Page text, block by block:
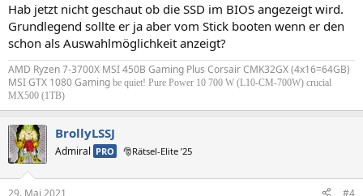
Hab jetzt nicht geschaut ob die SSD im BIOS angezeigt wird.
Grundlegend sollte er ja aber vom Stick booten wenn er den
schon als Auswahlmöglichkeit anzeigt?
AMD Ryzen 7-3700X MSI 450B Gaming Plus Corsair CMK32GX (4x16=64GB)
MSI GTX 1080 Gaming be quiet! Pure Power 10 700 W (L10-CM-700W) crucial
MX500 (1TB)
BrollyLSSJ
Admiral PRO 🎅Rätsel-Elite ’25
29. Mai 2021 #4